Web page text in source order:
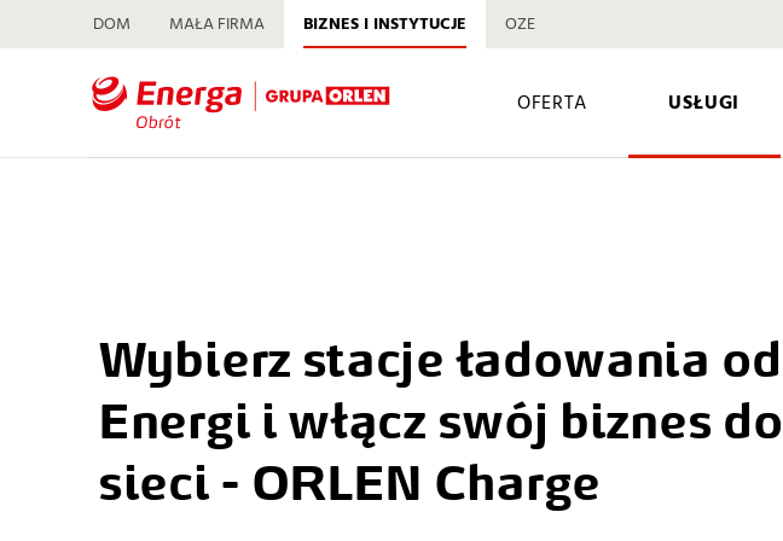
DOM MAŁA FIRMA BIZNES I INSTYTUCJE OZE
OFERTA USŁUGI
Wybierz stacje ładowania od
Energi i włącz swój biznes do
sieci - ORLEN Charge